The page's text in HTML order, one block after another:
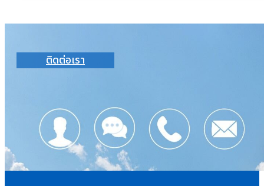
ติดต่อเรา